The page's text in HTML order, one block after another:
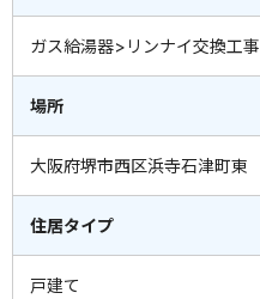
ガス給湯器>リンナイ交換工事
場所
大阪府堺市西区浜寺石津町東
住居タイプ
戸建て